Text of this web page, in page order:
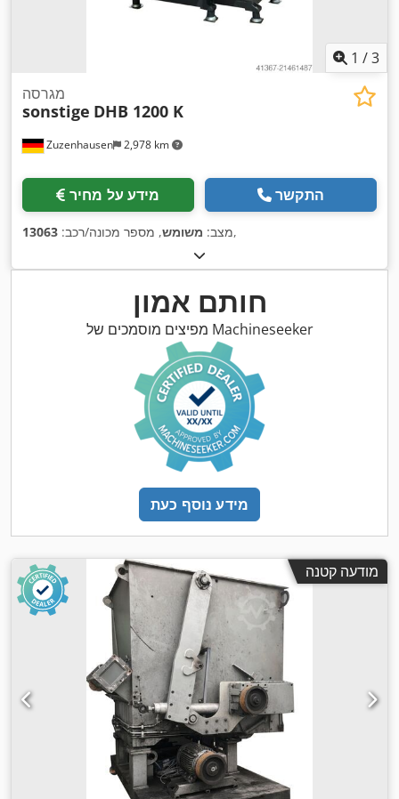
1 /3
Zuzenhausen 2,978 km
מגרסה
sonstige DHB 1200 K
מידע על מחיר התקשר
מצב: משומש, מספר מכונה/רכב: 13063 ,
חותם אמון
מפיצים מוסמכים של Machineseeker
מידע נוסף כעת
מודעה קטנה